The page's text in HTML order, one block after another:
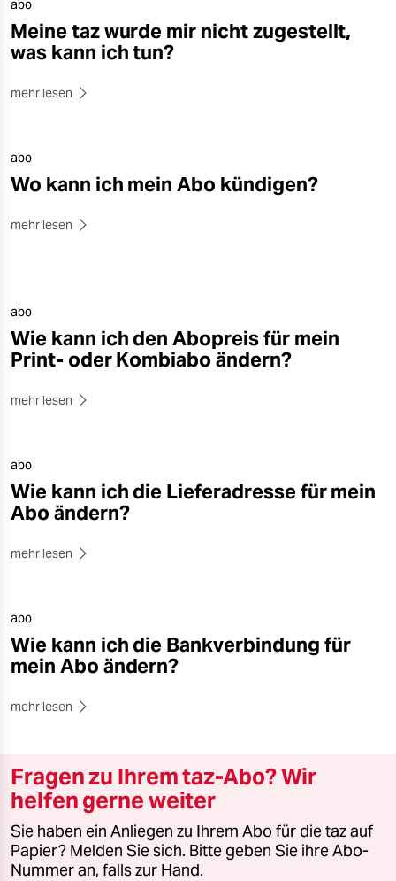
Aboangebot.
Das Solidaritäts-Prinzip greift auch an anderer
Stelle:Viele Menschen unterstützen uns in der taz
Genossenschaft und mit dem freiwilligen
Bezahlmodell
abo
Meine taz wurde mir nicht zugestellt,
was kann ich tun?
mehr lesen
abo
Wo kann ich mein Abo kündigen?
mehr lesen
abo
Wie kann ich den Abopreis für mein
Print- oder Kombiabo ändern?
mehr lesen
abo
Wie kann ich die Lieferadresse für mein
Abo ändern?
mehr lesen
abo
Wie kann ich die Bankverbindung für
mein Abo ändern?
mehr lesen
Fragen zu Ihrem taz-Abo? Wir
helfen gerne weiter
Sie haben ein Anliegen zu Ihrem Abo für die taz auf
Papier? Melden Sie sich. Bitte geben Sie ihre Abo-
Nummer an, falls zur Hand.